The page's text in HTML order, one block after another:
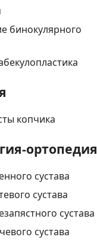
бинокулярного
копчика
ортопедия
сустава
сустава
сустава
сустава